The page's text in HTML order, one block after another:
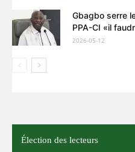
Gbagbo serre
PPA-CI «il
rébellion interne»
2026-05-12
Élection des lecteurs